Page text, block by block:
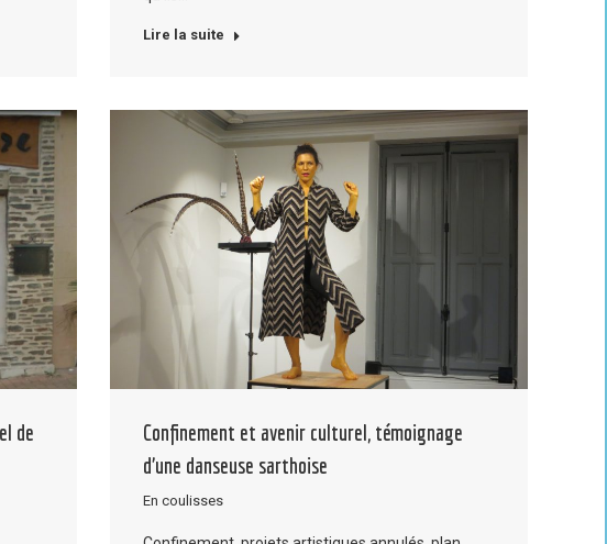
Lire la suite
de
Confinement et avenir culturel, témoignage
d’une danseuse sarthoise
En coulisses